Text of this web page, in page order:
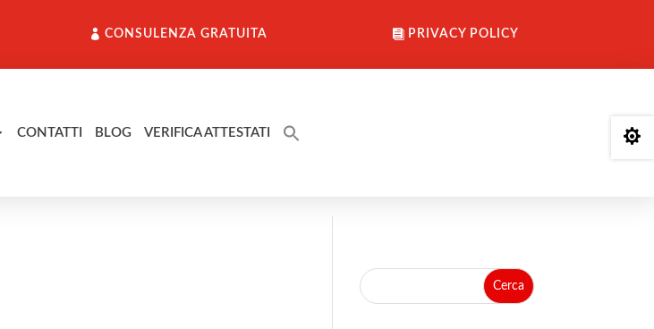
CONSULENZA GRATUITA PRIVACY POLICY
CONTATTI BLOG VERIFICA ATTESTATI 